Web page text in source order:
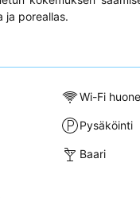
ja poreallas.
Wi-Fi
Pysäköinti
Baari